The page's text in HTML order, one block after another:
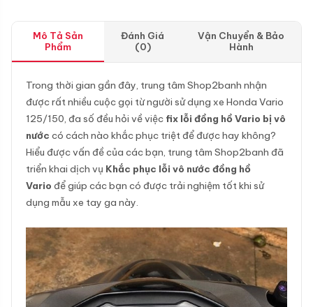
Mô Tả Sản
Phẩm
Đánh Giá
(0)
Vận Chuyển & Bảo
Hành
Trong thời gian gần đây, trung tâm Shop2banh nhận
được rất nhiều cuộc gọi từ người sử dụng xe Honda Vario
125/150, đa số đều hỏi về việc fix lỗi đồng hồ Vario bị vô
nước có cách nào khắc phục triệt để được hay không?
Hiểu được vấn đề của các bạn, trung tâm Shop2banh đã
triển khai dịch vụ Khắc phục lỗi vô nước đồng hồ
Vario để giúp các bạn có được trải nghiệm tốt khi sử
dụng mẫu xe tay ga này.